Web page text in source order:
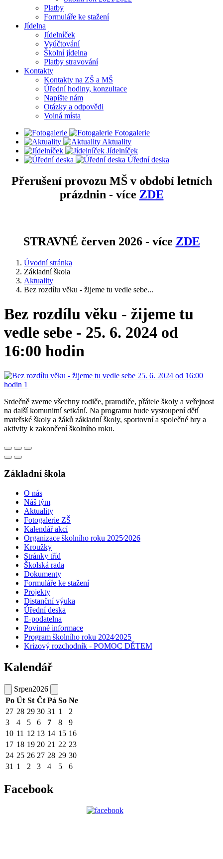
Platby
Formuláře ke stažení
Jídelna
Jídelníček
Vyúčtování
Školní jídelna
Platby stravování
Kontakty
Kontakty na ZŠ a MŠ
Úřední hodiny, konzultace
Napište nám
Otázky a odpovědi
Volná místa
Fotogalerie
Aktuality
Jídelníček
Úřední deska
Přerušení provozu MŠ v období letních
prázdnin - více ZDE
STRAVNÉ červen 2026 - více ZDE
Úvodní stránka
Základní škola
Aktuality
Bez rozdílu věku - žijeme tu vedle sebe...
Bez rozdílu věku - žijeme tu
vedle sebe - 25. 6. 2024 od
16:00 hodin
Srdečně zveme všechny rodiče, prarodiče, přátele školy a veřejnost
na další komunitní setkání. Na programu bude vystoupení dětí
mateřské školy a žáků základní školy, sportovní a společné hry a
aktivity k zakončení školního roku.
Základní škola
O nás
Náš tým
Aktuality
Fotogalerie ZŠ
Kalendář akcí
Organizace školního roku 2025⁄2026
Kroužky
Stránky tříd
Školská rada
Dokumenty
Formuláře ke stažení
Projekty
Distanční výuka
Úřední deska
E-podatelna
Povinné informace
Program školního roku 2024⁄2025
Krizový rozchodník - POMOC DĚTEM
Kalendář
Srpen2026
Po Út St Čt Pá So Ne
27 28 29 30 31 1
2
3
4 5 6 7 8
9
10 11 12 13 14 15 16
17 18 19 20 21 22 23
24 25 26 27 28 29 30
31 1 2 3 4 5 6
Facebook